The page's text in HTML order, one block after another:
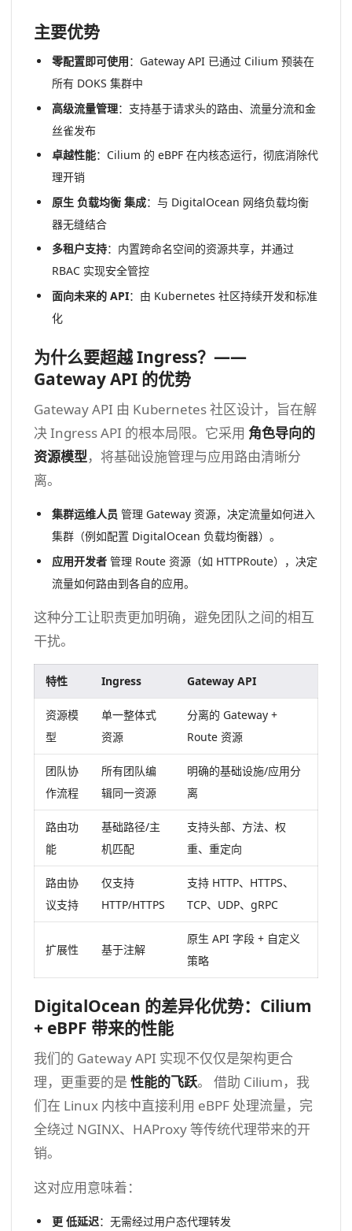
主要优势
零配置即可使用：Gateway API 已通过 Cilium 预装在
所有 DOKS 集群中
高级流量管理：支持基于请求头的路由、流量分流和金
丝雀发布
卓越性能：Cilium 的 eBPF 在内核态运行，彻底消除代
理开销
原生 负载均衡 集成：与 DigitalOcean 网络负载均衡
器无缝结合
多租户支持：内置跨命名空间的资源共享，并通过
RBAC 实现安全管控
面向未来的 API：由 Kubernetes 社区持续开发和标准
化
为什么要超越 Ingress？——
Gateway API 的优势
Gateway API 由 Kubernetes 社区设计，旨在解
决 Ingress API 的根本局限。它采用 角色导向的
资源模型，将基础设施管理与应用路由清晰分
离。
集群运维人员 管理 Gateway 资源，决定流量如何进入
集群（例如配置 DigitalOcean 负载均衡器）。
应用开发者管理 Route 资源（如 HTTPRoute），决定
流量如何路由到各自的应用。
这种分工让职责更加明确，避免团队之间的相互
干扰。
特性 Ingress Gateway API
资源模
型
单一整体式
资源
分离的 Gateway +
Route 资源
团队协
作流程
所有团队编
辑同一资源
明确的基础设施/应用分
离
路由功
能
基础路径/主
机匹配
支持头部、方法、权
重、重定向
路由协
议支持
仅支持
HTTP/HTTPS
支持 HTTP、HTTPS、
TCP、UDP、gRPC
扩展性 基于注解
原生 API 字段 + 自定义
策略
DigitalOcean 的差异化优势：Cilium
+ eBPF 带来的性能
我们的 Gateway API 实现不仅仅是架构更合
理，更重要的是 性能的飞跃。 借助 Cilium，我
们在 Linux 内核中直接利用 eBPF 处理流量，完
全绕过 NGINX、HAProxy 等传统代理带来的开
销。
这对应用意味着：
更 低延迟：无需经过用户态代理转发